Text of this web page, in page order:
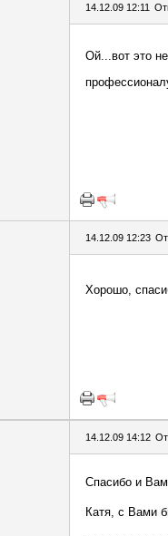
14.12.09 12:11
Ой...вот это
14.12.09 12:23
Хорошо,
14.12.09 14:12
Спасибо и
Катя, с Вами